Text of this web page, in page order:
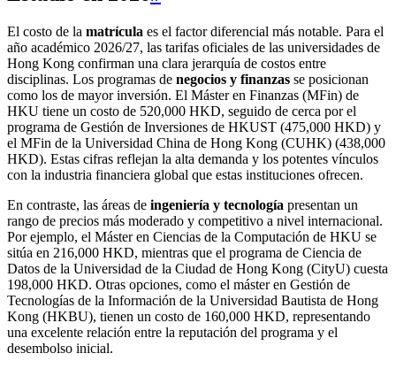
El costo de la matrícula es el factor diferencial más notable. Para el
año académico 2026/27, las tarifas oficiales de las universidades de
Hong Kong confirman una clara jerarquía de costos entre
disciplinas. Los programas de negocios y finanzas se posicionan
como los de mayor inversión. El Máster en Finanzas (MFin) de
HKU tiene un costo de 520,000 HKD, seguido de cerca por el
programa de Gestión de Inversiones de HKUST (475,000 HKD) y
el MFin de la Universidad China de Hong Kong (CUHK) (438,000
HKD). Estas cifras reflejan la alta demanda y los potentes vínculos
con la industria financiera global que estas instituciones ofrecen.
En contraste, las áreas de ingeniería y tecnología presentan un
rango de precios más moderado y competitivo a nivel internacional.
Por ejemplo, el Máster en Ciencias de la Computación de HKU se
sitúa en 216,000 HKD, mientras que el programa de Ciencia de
Datos de la Universidad de la Ciudad de Hong Kong (CityU) cuesta
198,000 HKD. Otras opciones, como el máster en Gestión de
Tecnologías de la Información de la Universidad Bautista de Hong
Kong (HKBU), tienen un costo de 160,000 HKD, representando
una excelente relación entre la reputación del programa y el
desembolso inicial.